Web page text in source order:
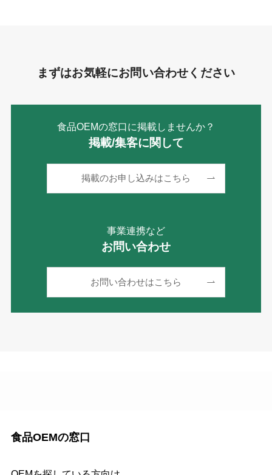
まずはお気軽にお問い合わせください
食品OEMの窓口に掲載しませんか？
掲載/集客に関して
掲載のお申し込みはこちら
事業連携など
お問い合わせ
お問い合わせはこちら
食品OEMの窓口